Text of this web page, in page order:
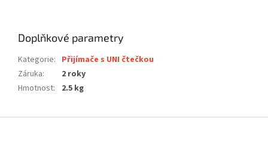
Doplňkové parametry
Kategorie: Přijímače s UNI čtečkou
Záruka:
2 roky
Hmotnost: 2.5 kg